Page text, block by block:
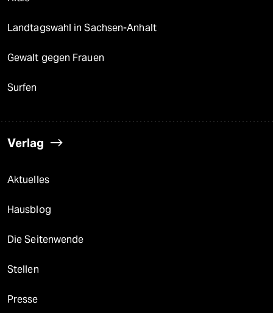
Landtagswahl in Sachsen-Anhalt
Gewalt gegen Frauen
Surfen
Verlag
Aktuelles
Hausblog
Die Seitenwende
Stellen
Presse